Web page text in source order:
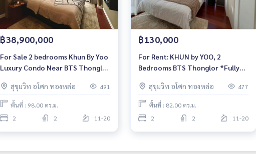
฿38,900,000
For Sale 2 bedrooms Khun By Yoo
Luxury Condo Near BTS Thonglor
สุขุมวิท อโศก ทองหล่อ
491
พื้นที่ : 98.00 ตร.ม.
2
2 11-20
฿130,000
For Rent: KHUN by YOO, 2
Bedrooms BTS Thonglor *Fully
สุขุมวิท อโศก ทองหล่อ
477
พื้นที่ : 82.00 ตร.ม.
2
2 11-20